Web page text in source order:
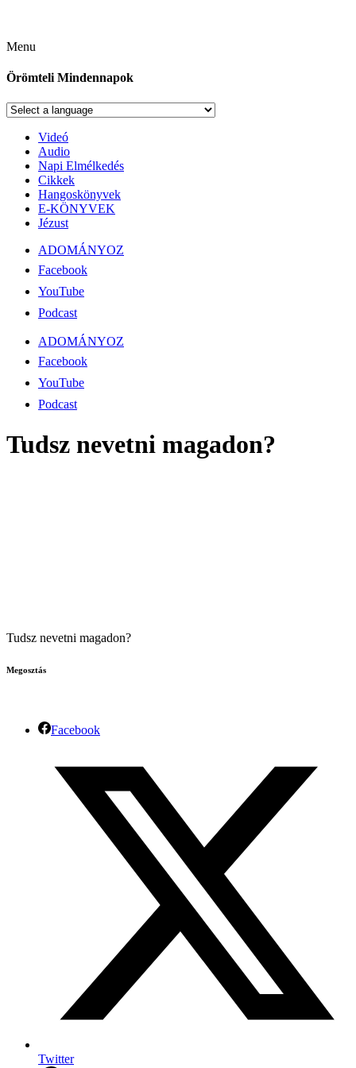
Menu
Örömteli Mindennapok
Videó
Audio
Napi Elmélkedés
Cikkek
Hangoskönyvek
E-KÖNYVEK
Jézust
ADOMÁNYOZ
Facebook
YouTube
Podcast
ADOMÁNYOZ
Facebook
YouTube
Podcast
Tudsz nevetni magadon?
Tudsz nevetni magadon?
Megosztás
Facebook
Twitter